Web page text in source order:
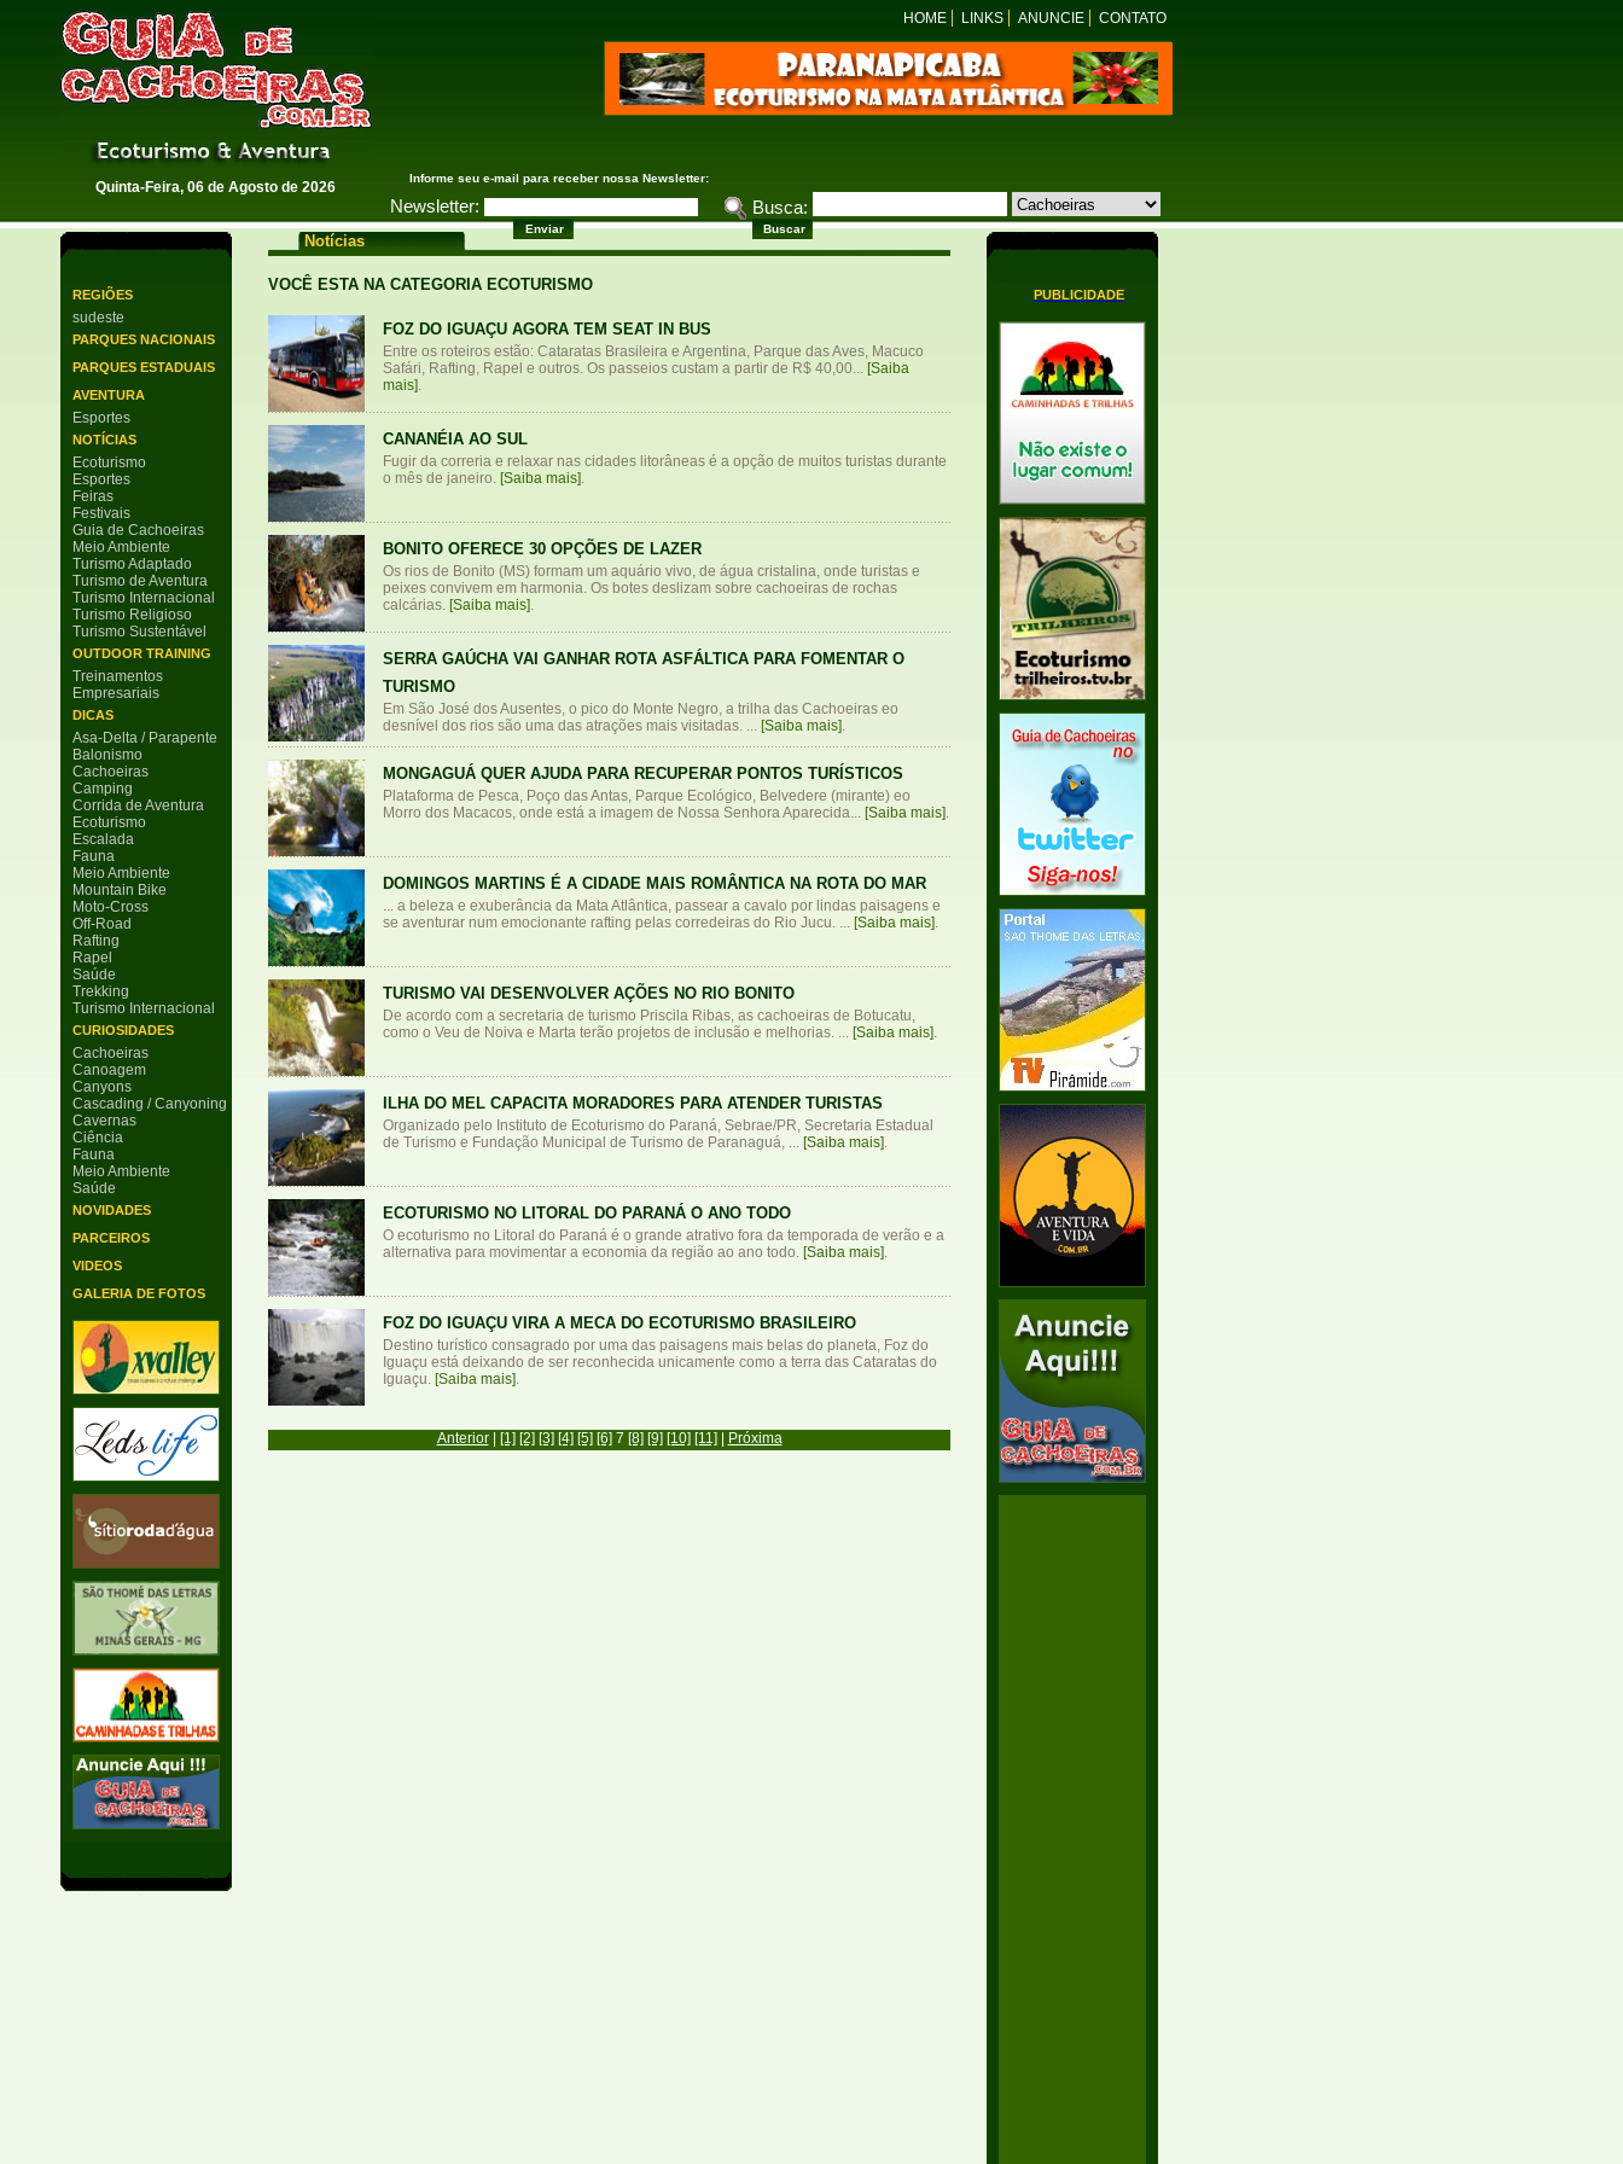
Guia de Cachoeiras HOME LINKS ANUNCIE CONTATO
Quinta-Feira, 06 de Agosto de 2026
Busca:
Informe seu e-mail para receber nossa Newsletter:
Newsletter:
REGIÕES
sudeste
PARQUES NACIONAIS
PARQUES ESTADUAIS
AVENTURA
Esportes
NOTÍCIAS
Ecoturismo
Esportes
Feiras
Festivais
Guia de Cachoeiras
Meio Ambiente
Turismo Adaptado
Turismo de Aventura
Turismo Internacional
Turismo Religioso
Turismo Sustentável
OUTDOOR TRAINING
Treinamentos
Empresariais
DICAS
Asa-Delta / Parapente
Balonismo
Cachoeiras
Camping
Corrida de Aventura
Ecoturismo
Escalada
Fauna
Meio Ambiente
Mountain Bike
Moto-Cross
Off-Road
Rafting
Rapel
Saúde
Trekking
Turismo Internacional
CURIOSIDADES
Cachoeiras
Canoagem
Canyons
Cascading / Canyoning
Cavernas
Ciência
Fauna
Meio Ambiente
Saúde
NOVIDADES
PARCEIROS
VIDEOS
GALERIA DE FOTOS
Notícias
VOCÊ ESTA NA CATEGORIA ECOTURISMO
FOZ DO IGUAÇU AGORA TEM SEAT IN BUS
Entre os roteiros estão: Cataratas Brasileira e Argentina, Parque das Aves, Macuco
Safári, Rafting, Rapel e outros. Os passeios custam a partir de R$ 40,00... [Saiba
mais].
CANANÉIA AO SUL
Fugir da correria e relaxar nas cidades litorâneas é a opção de muitos turistas durante
o mês de janeiro. [Saiba mais].
BONITO OFERECE 30 OPÇÕES DE LAZER
Os rios de Bonito (MS) formam um aquário vivo, de água cristalina, onde turistas e
peixes convivem em harmonia. Os botes deslizam sobre cachoeiras de rochas
calcárias. [Saiba mais].
SERRA GAÚCHA VAI GANHAR ROTA ASFÁLTICA PARA FOMENTAR O
TURISMO
Em São José dos Ausentes, o pico do Monte Negro, a trilha das Cachoeiras eo
desnível dos rios são uma das atrações mais visitadas. ... [Saiba mais].
MONGAGUÁ QUER AJUDA PARA RECUPERAR PONTOS TURÍSTICOS
Plataforma de Pesca, Poço das Antas, Parque Ecológico, Belvedere (mirante) eo
Morro dos Macacos, onde está a imagem de Nossa Senhora Aparecida... [Saiba mais].
DOMINGOS MARTINS É A CIDADE MAIS ROMÂNTICA NA ROTA DO MAR
... a beleza e exuberância da Mata Atlântica, passear a cavalo por lindas paisagens e
se aventurar num emocionante rafting pelas corredeiras do Rio Jucu. ... [Saiba mais].
TURISMO VAI DESENVOLVER AÇÕES NO RIO BONITO
De acordo com a secretaria de turismo Priscila Ribas, as cachoeiras de Botucatu,
como o Veu de Noiva e Marta terão projetos de inclusão e melhorias. ... [Saiba mais].
ILHA DO MEL CAPACITA MORADORES PARA ATENDER TURISTAS
Organizado pelo Instituto de Ecoturismo do Paraná, Sebrae/PR, Secretaria Estadual
de Turismo e Fundação Municipal de Turismo de Paranaguá, ... [Saiba mais].
ECOTURISMO NO LITORAL DO PARANÁ O ANO TODO
O ecoturismo no Litoral do Paraná é o grande atrativo fora da temporada de verão e a
alternativa para movimentar a economia da região ao ano todo. [Saiba mais].
FOZ DO IGUAÇU VIRA A MECA DO ECOTURISMO BRASILEIRO
Destino turístico consagrado por uma das paisagens mais belas do planeta, Foz do
Iguaçu está deixando de ser reconhecida unicamente como a terra das Cataratas do
Iguaçu. [Saiba mais].
Anterior| [1] [2] [3] [4] [5] [6] 7 [8] [9] [10] [11] Próxima
PUBLICIDADE